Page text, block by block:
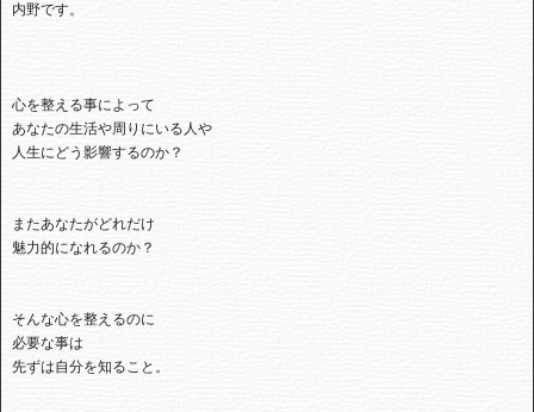
内野です。
心を整える事によって
あなたの生活や周りにいる人や
人生にどう影響するのか？
またあなたがどれだけ
魅力的になれるのか？
そんな心を整えるのに
必要な事は
先ずは自分を知ること。